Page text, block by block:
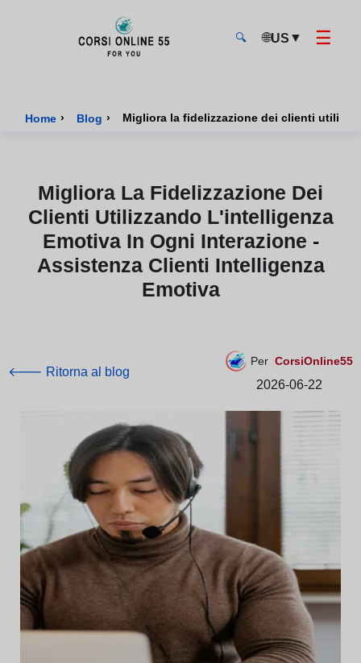
🔍 🌐US ▼ ☰
Home › Blog › Migliora la fidelizzazione dei clienti
Migliora La Fidelizzazione Dei
Clienti Utilizzando L'intelligenza
Emotiva In Ogni Interazione -
Assistenza Clienti Intelligenza
Emotiva
🡐 Ritorna al blog
Per CorsiOnline55
2026-06-22